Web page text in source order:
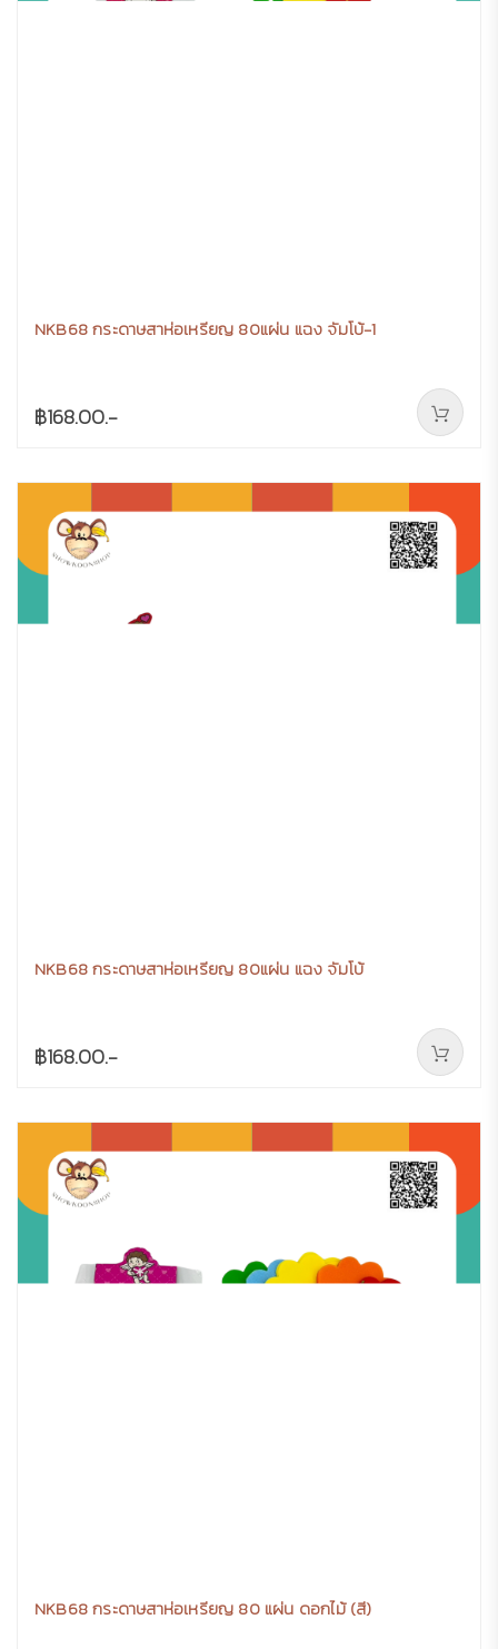
NKB68 กระดาษสาห่อเหรียญ 80แผ่น แฉง จัมโบ้-1
฿168.00.-
NKB68 กระดาษสาห่อเหรียญ 80แผ่น แฉง จัมโบ้
฿168.00.-
NKB68 กระดาษสาห่อเหรียญ 80 แผ่น ดอกไม้ (สี)